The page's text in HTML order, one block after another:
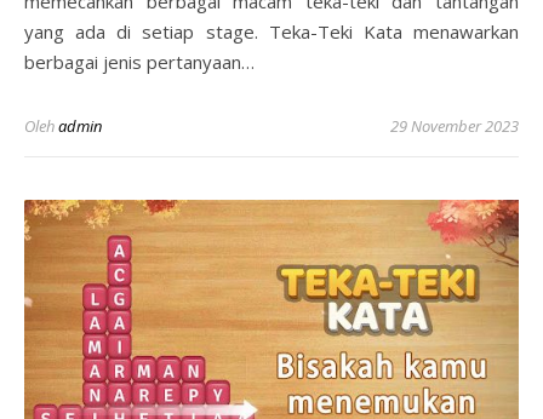
yang ada di setiap stage. Teka-Teki Kata menawarkan
berbagai jenis pertanyaan…
Olehadmin 29 November 2023